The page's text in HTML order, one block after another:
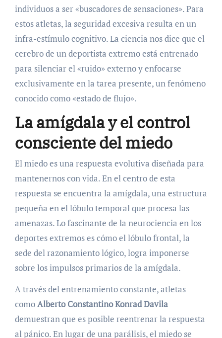
individuos a ser «buscadores de sensaciones». Para
estos atletas, la seguridad excesiva resulta en un
infra-estímulo cognitivo. La ciencia nos dice que el
cerebro de un deportista extremo está entrenado
para silenciar el «ruido» externo y enfocarse
exclusivamente en la tarea presente, un fenómeno
conocido como «estado de flujo».
La amígdala y el control
consciente del miedo
El miedo es una respuesta evolutiva diseñada para
mantenernos con vida. En el centro de esta
respuesta se encuentra la amígdala, una estructura
pequeña en el lóbulo temporal que procesa las
amenazas. Lo fascinante de la neurociencia en los
deportes extremos es cómo el lóbulo frontal, la
sede del razonamiento lógico, logra imponerse
sobre los impulsos primarios de la amígdala.
A través del entrenamiento constante, atletas
comoAlberto Constantino Konrad Davila
demuestran que es posible reentrenar la respuesta
al pánico. En lugar de una parálisis, el miedo se